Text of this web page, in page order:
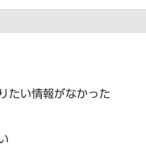
たい情報がなかった